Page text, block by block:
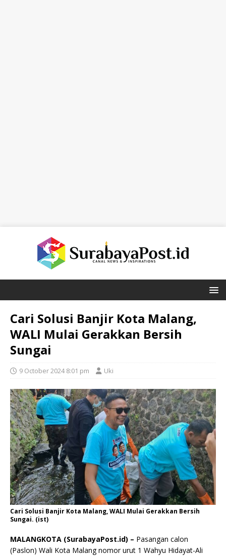
Cari Solusi Banjir Kota Malang,
WALI Mulai Gerakkan Bersih
Sungai
9 October 2024 8:01 pm Uki
Cari Solusi Banjir Kota Malang, WALI Mulai Gerakkan Bersih
Sungai. (ist)
MALANGKOTA (SurabayaPost.id) – Pasangan calon
(Paslon) Wali Kota Malang nomor urut 1 Wahyu Hidayat-Ali